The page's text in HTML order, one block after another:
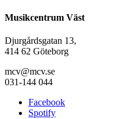
Musikcentrum Väst
Djurgårdsgatan 13,
414 62 Göteborg
mcv@mcv.se
031-144 044
Facebook
Spotify